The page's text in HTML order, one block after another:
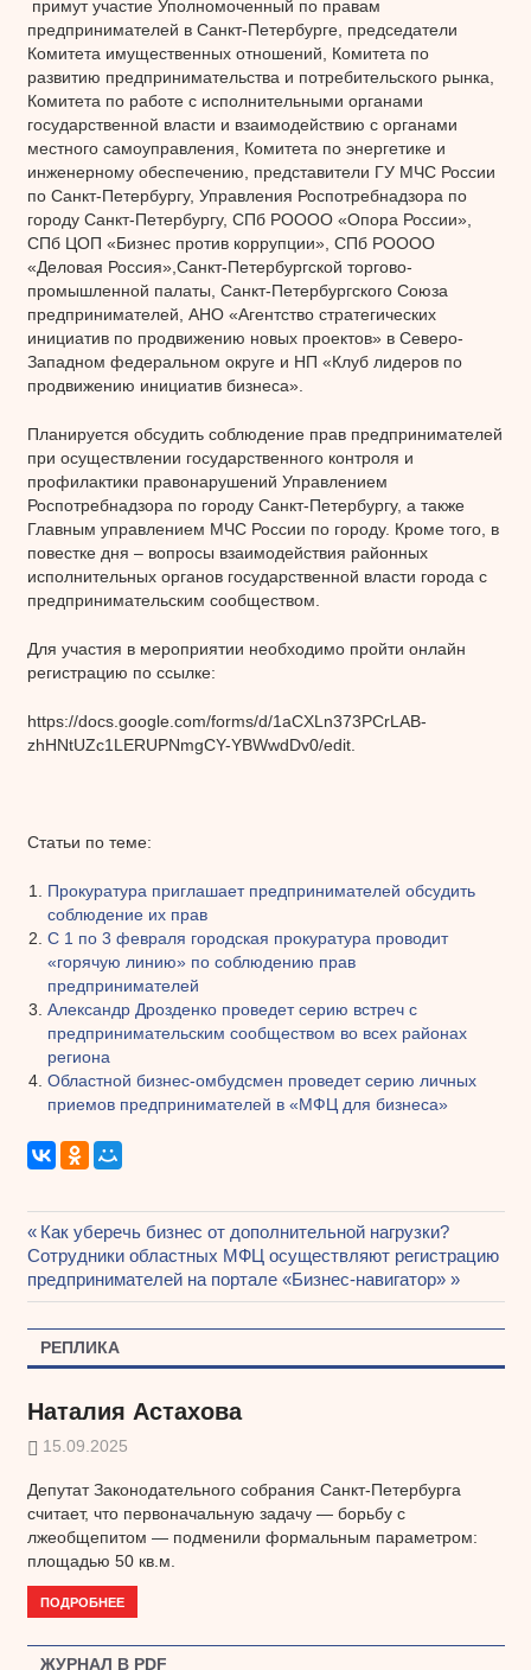
примут участие Уполномоченный по правам
предпринимателей в Санкт-Петербурге, председатели
Комитета имущественных отношений, Комитета по
развитию предпринимательства и потребительского рынка,
Комитета по работе с исполнительными органами
государственной власти и взаимодействию с органами
местного самоуправления, Комитета по энергетике и
инженерному обеспечению, представители ГУ МЧС России
по Санкт-Петербургу, Управления Роспотребнадзора по
городу Санкт-Петербургу, СПб РОООО «Опора России»,
СПб ЦОП «Бизнес против коррупции», СПб РОООО
«Деловая Россия»,Санкт-Петербургской торгово-
промышленной палаты, Санкт-Петербургского Союза
предпринимателей, АНО «Агентство стратегических
инициатив по продвижению новых проектов» в Северо-
Западном федеральном округе и НП «Клуб лидеров по
продвижению инициатив бизнеса».
Планируется обсудить соблюдение прав предпринимателей
при осуществлении государственного контроля и
профилактики правонарушений Управлением
Роспотребнадзора по городу Санкт-Петербургу, а также
Главным управлением МЧС России по городу. Кроме того, в
повестке дня – вопросы взаимодействия районных
исполнительных органов государственной власти города с
предпринимательским сообществом.
Для участия в мероприятии необходимо пройти онлайн
регистрацию по ссылке:
https://docs.google.com/forms/d/1aCXLn373PCrLAB-
zhHNtUZc1LERUPNmgCY-YBWwdDv0/edit.
Статьи по теме:
Прокуратура приглашает предпринимателей обсудить
соблюдение их прав
С 1 по 3 февраля городская прокуратура проводит
«горячую линию» по соблюдению прав
предпринимателей
Александр Дрозденко проведет серию встреч с
предпринимательским сообществом во всех районах
региона
Областной бизнес-омбудсмен проведет серию личных
приемов предпринимателей в «МФЦ для бизнеса»
Навигация
по
записям
Предыдущая
запись:
Как уберечь бизнес от дополнительной нагрузки?
Следующая
запись:
Сотрудники областных МФЦ осуществляют регистрацию
предпринимателей на портале «Бизнес-навигатор»
РЕПЛИКА
Наталия Астахова
15.09.2025
Депутат Законодательного собрания Санкт-Петербурга
считает, что первоначальную задачу — борьбу с
лжеобщепитом — подменили формальным параметром:
площадью 50 кв.м.
ПОДРОБНЕЕ
ЖУРНАЛ В PDF